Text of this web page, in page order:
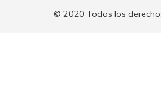
© 2020 Todos los